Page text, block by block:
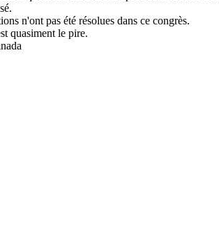
n'ont pas été résolues dans ce congrès.
quasiment le pire.